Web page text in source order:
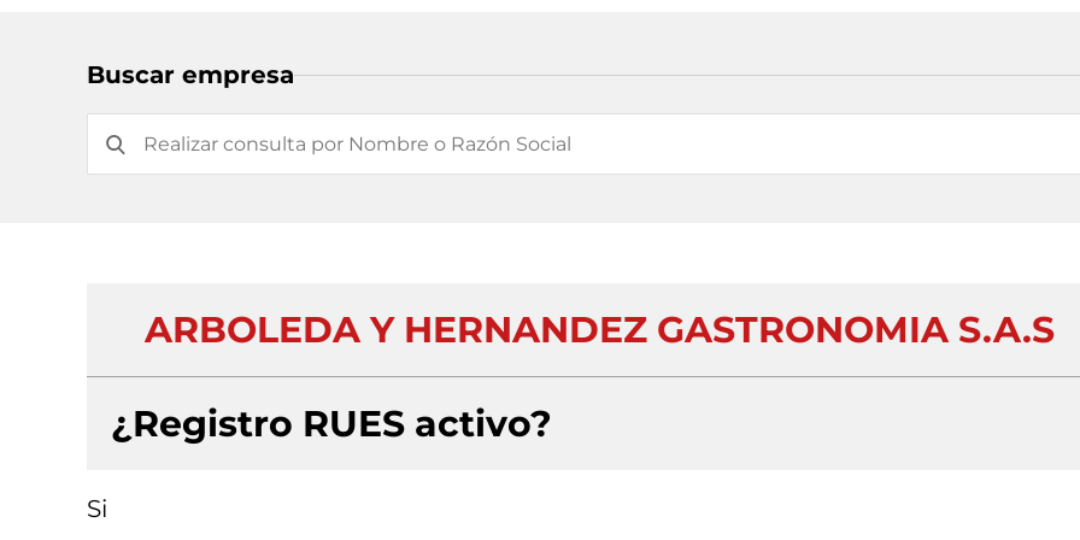
Buscar empresa
ARBOLEDA Y HERNANDEZ GASTRONOMIA S.A.S
¿Registro RUES activo?
Si